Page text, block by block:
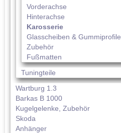
Vorderachse
Hinterachse
Karosserie
Glasscheiben & Gummiprofile
Zubehör
Fußmatten
Tuningteile
Wartburg 1.3
Barkas B 1000
Kugelgelenke, Zubehör
Skoda
Anhänger